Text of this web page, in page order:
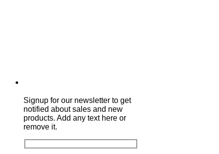
Signup for our newsletter to get
notified about sales and new
products. Add any text here or
remove it.